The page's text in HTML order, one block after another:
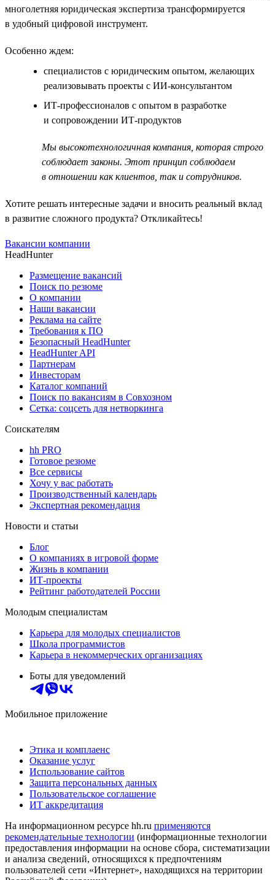
многолетняя юридическая экспертиза трансформируется
в удобный цифровой инструмент.
Особенно ждем:
специалистов с юридическим опытом, желающих
реализовывать проекты с ИИ-консультантом
ИТ-профессионалов с опытом в разработке
и сопровождении ИТ-продуктов
Мы высокотехнологичная компания, которая строго
соблюдает законы. Этот принцип соблюдаем
в отношении как клиентов, так и сотрудников.
Хотите решать интересные задачи и вносить реальный вклад
в развитие сложного продукта? Откликайтесь!
Вакансии компании
HeadHunter
Размещение вакансий
Поиск по резюме
О компании
Наши вакансии
Реклама на сайте
Требования к ПО
Безопасный HeadHunter
HeadHunter API
Партнерам
Инвесторам
Каталог компаний
Поиск по вакансиям в Совхозном
Сетка: соцсеть для нетворкинга
Соискателям
hh PRO
Готовое резюме
Все сервисы
Хочу у вас работать
Производственный календарь
Экспертная рекомендация
Новости и статьи
Блог
О компаниях в игровой форме
Жизнь в компании
ИТ-проекты
Рейтинг работодателей России
Молодым специалистам
Карьера для молодых специалистов
Школа программистов
Карьера в некоммерческих организациях
Боты для уведомлений
Мобильное приложение
Этика и комплаенс
Оказание услуг
Использование сайтов
Защита персональных данных
Пользовательское соглашение
ИТ аккредитация
На информационном ресурсе hh.ru применяются
рекомендательные технологии (информационные технологии
предоставления информации на основе сбора, систематизации
и анализа сведений, относящихся к предпочтениям
пользователей сети «Интернет», находящихся на территории